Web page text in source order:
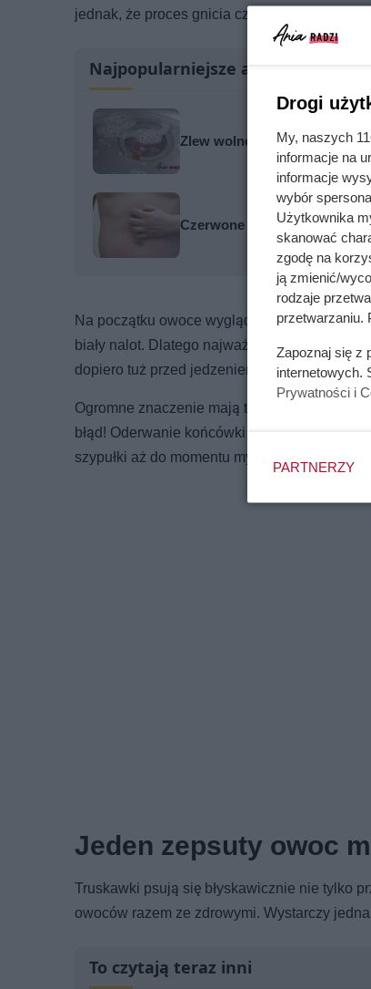
jednak, że proces gnicia często zaczyna się
Najpopularniejsze artykuły
Zlew wolno odprowadza
Czerwone plamy na brzuchu
Na początku owoce wyglądają dobrze.
biały nalot. Dlatego najważniejsza zasada
dopiero tuż przed jedzeniem albo
Ogromne znaczenie mają także szypułki.
błąd! Oderwanie końcówki sprawia, że
szypułki aż do momentu mycia.
Jeden zepsuty owoc
Truskawki psują się błyskawicznie nie tylko
owoców razem ze zdrowymi. Wystarczy
To czytają teraz inni
Drogi
My, naszych
informacje na
informacje
wybór
Użytkownika
skanować
zgodę na
ją zmienić/
rodzaje
przetwarzaniu.
Zapoznaj się z
internetowych.
Prywatności i
PARTNERZY